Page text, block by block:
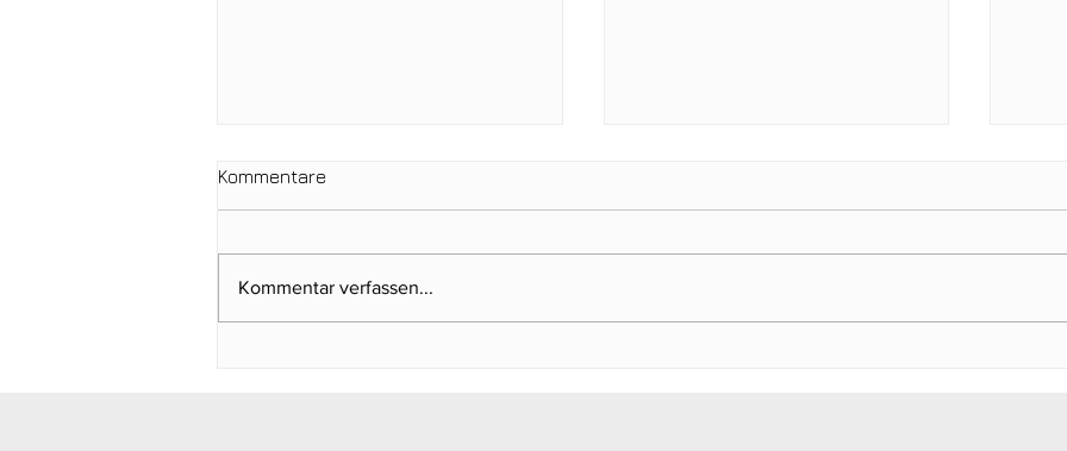
Kommentare
Kommentar verfassen...